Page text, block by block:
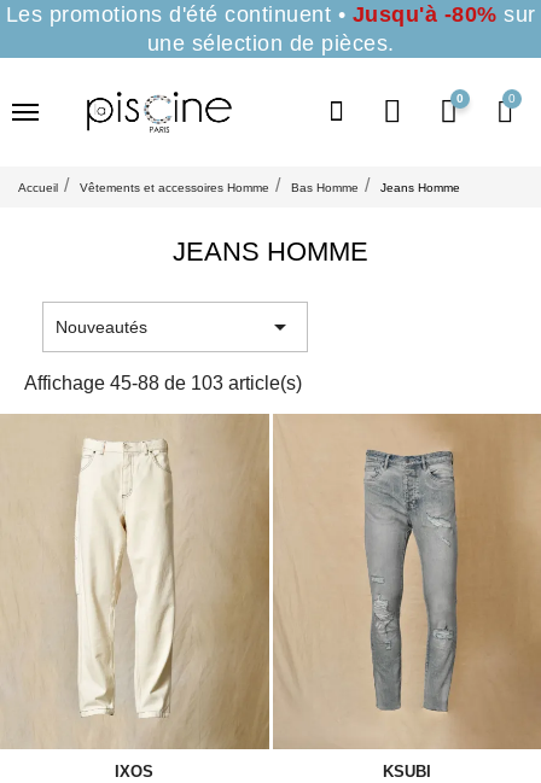
Les promotions d'été continuent • Jusqu'à -80% sur
une sélection de pièces.
0
Accueil Vêtements et accessoires Homme Bas Homme Jeans Homme
JEANS HOMME
Nouveautés 
Affichage 45-88 de 103 article(s)
IXOS KSUBI